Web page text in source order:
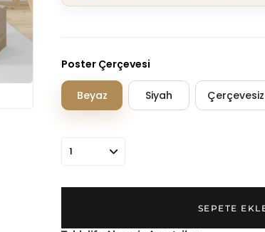
Poster Çerçevesi
Beyaz Siyah Çerçevesiz